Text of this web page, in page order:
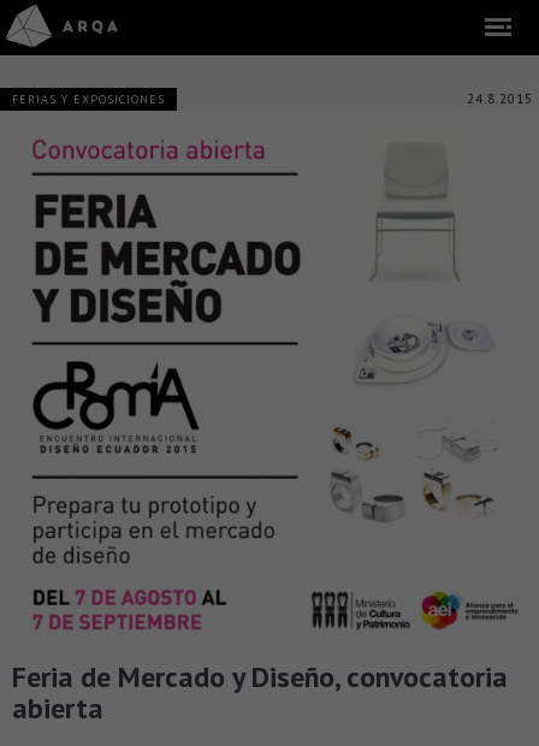
FERIAS Y EXPOSICIONES 24.8.2015
Feria de Mercado y Diseño, convocatoria
abierta